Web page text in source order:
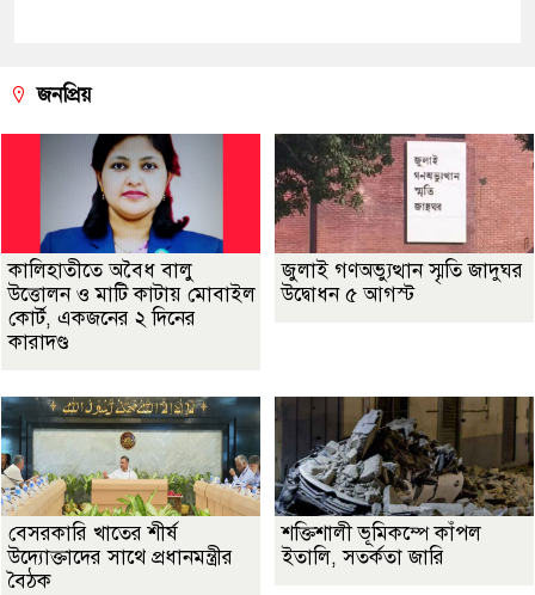
জনপ্রিয়
কালিহাতীতে অবৈধ বালু
উত্তোলন ও মাটি কাটায় মোবাইল
কোর্ট, একজনের ২ দিনের
কারাদণ্ড
জুলাই গণঅভ্যুত্থান স্মৃতি জাদুঘর
উদ্বোধন ৫ আগস্ট
বেসরকারি খাতের শীর্ষ
উদ্যোক্তাদের সাথে প্রধানমন্ত্রীর
বৈঠক
শক্তিশালী ভূমিকম্পে কাঁপল
ইতালি, সতর্কতা জারি